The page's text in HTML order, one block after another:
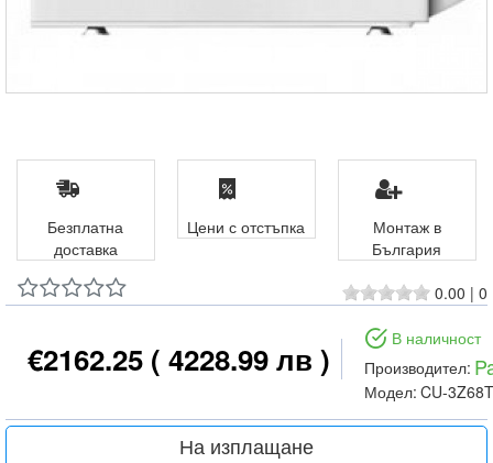
0.00 | 0
€2162.25 ( 4228.99 лв )
В наличност
Производител:
Модел: CU-
На изплащане
Безплатна
доставка
Цени с отстъпка
Монтаж в
България